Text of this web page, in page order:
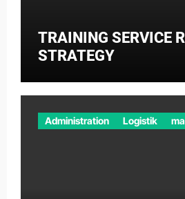
TRAINING SERVICE
STRATEGY
Administration Logistik